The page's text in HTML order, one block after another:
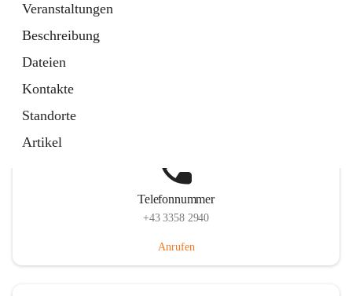
Veranstaltungen
Beschreibung
Dateien
Kontakte
Standorte
Artikel
Telefonnummer
+43 3358 2940
Anrufen